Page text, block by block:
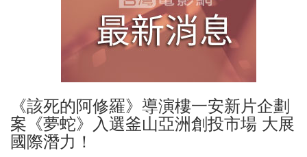
《該死的阿修羅》導演樓一安新片企劃
案《夢蛇》入選釜山亞洲創投市場 大展
國際潛力！